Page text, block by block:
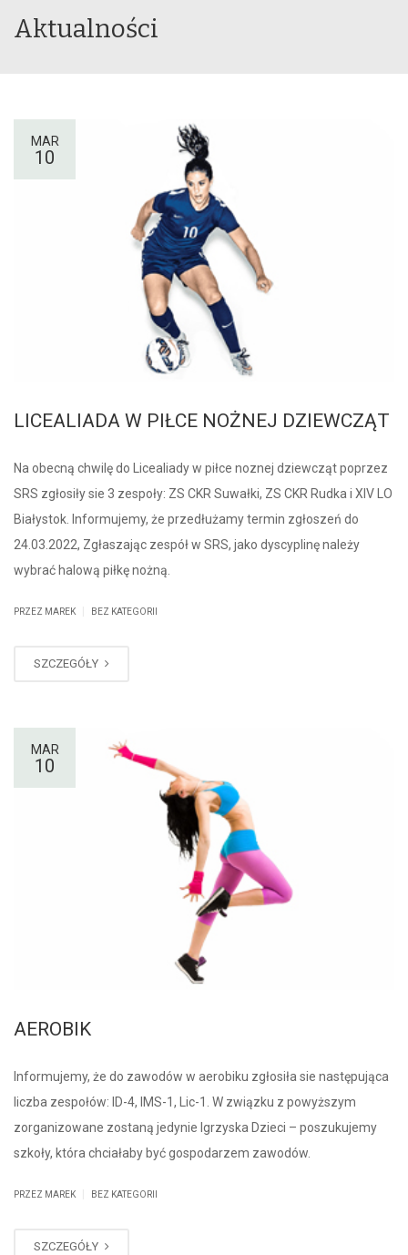
Aktualności
MAR
10
LICEALIADA W PIŁCE NOŻNEJ DZIEWCZĄT
Na obecną chwilę do Licealiady w piłce noznej dziewcząt poprzez
SRS zgłosiły sie 3 zespoły: ZS CKR Suwałki, ZS CKR Rudka i XIV LO
Białystok. Informujemy, że przedłużamy termin zgłoszeń do
24.03.2022, Zgłaszając zespół w SRS, jako dyscyplinę należy
wybrać halową piłkę nożną.
PRZEZ MAREK BEZ KATEGORII
SZCZEGÓŁY
MAR
10
AEROBIK
Informujemy, że do zawodów w aerobiku zgłosiła sie następująca
liczba zespołów: ID-4, IMS-1, Lic-1. W związku z powyższym
zorganizowane zostaną jedynie Igrzyska Dzieci – poszukujemy
szkoły, która chciałaby być gospodarzem zawodów.
PRZEZ MAREK BEZ KATEGORII
SZCZEGÓŁY